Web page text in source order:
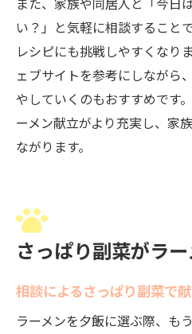
また、家族や同居人と「今日
い？」と気軽に相談すること
レシピにも挑戦しやすくなり
ェブサイトを参考にしながら
やしていくのもおすすめです
ーメン献立がより充実し、家
ながります。
さっぱり副菜がラ
相談によるさっぱり副菜で
ラーメンを夕飯に選ぶ際、も